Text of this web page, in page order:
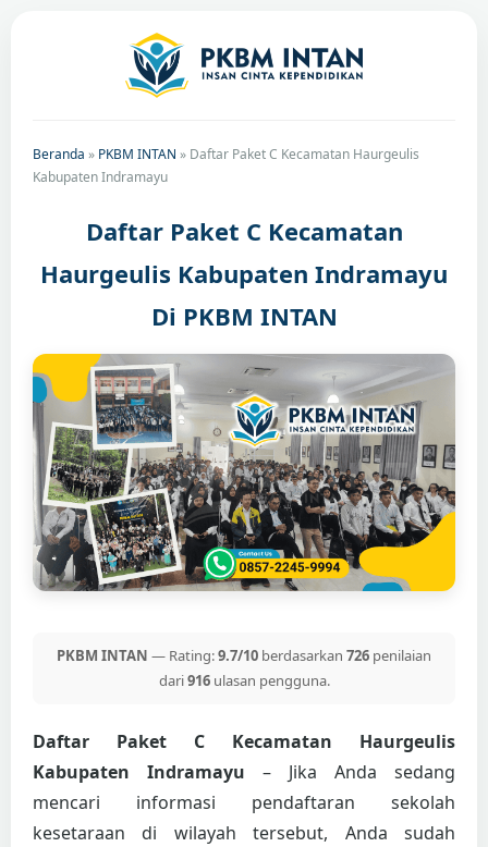
Beranda » PKBM INTAN » Daftar Paket C Kecamatan Haurgeulis
Kabupaten Indramayu
Daftar Paket C Kecamatan
Haurgeulis Kabupaten Indramayu
Di PKBM INTAN
PKBM INTAN — Rating:9.7/10 berdasarkan 726 penilaian
dari916ulasan pengguna.
Daftar Paket C Kecamatan Haurgeulis
Kabupaten Indramayu – Jika Anda sedang
mencari informasi pendaftaran sekolah
kesetaraan di wilayah tersebut, Anda sudah